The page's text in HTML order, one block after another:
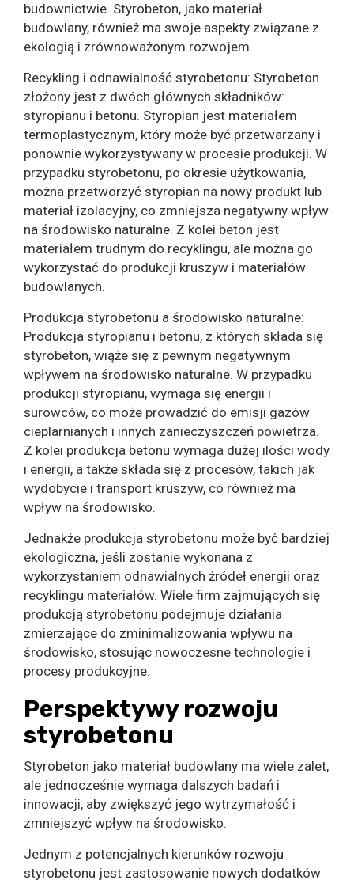
budownictwie. Styrobeton, jako materiał
budowlany, również ma swoje aspekty związane z
ekologią i zrównoważonym rozwojem.
Recykling i odnawialność styrobetonu: Styrobeton
złożony jest z dwóch głównych składników:
styropianu i betonu. Styropian jest materiałem
termoplastycznym, który może być przetwarzany i
ponownie wykorzystywany w procesie produkcji. W
przypadku styrobetonu, po okresie użytkowania,
można przetworzyć styropian na nowy produkt lub
materiał izolacyjny, co zmniejsza negatywny wpływ
na środowisko naturalne. Z kolei beton jest
materiałem trudnym do recyklingu, ale można go
wykorzystać do produkcji kruszyw i materiałów
budowlanych.
Produkcja styrobetonu a środowisko naturalne:
Produkcja styropianu i betonu, z których składa się
styrobeton, wiąże się z pewnym negatywnym
wpływem na środowisko naturalne. W przypadku
produkcji styropianu, wymaga się energii i
surowców, co może prowadzić do emisji gazów
cieplarnianych i innych zanieczyszczeń powietrza.
Z kolei produkcja betonu wymaga dużej ilości wody
i energii, a także składa się z procesów, takich jak
wydobycie i transport kruszyw, co również ma
wpływ na środowisko.
Jednakże produkcja styrobetonu może być bardziej
ekologiczna, jeśli zostanie wykonana z
wykorzystaniem odnawialnych źródeł energii oraz
recyklingu materiałów. Wiele firm zajmujących się
produkcją styrobetonu podejmuje działania
zmierzające do zminimalizowania wpływu na
środowisko, stosując nowoczesne technologie i
procesy produkcyjne.
Perspektywy rozwoju
styrobetonu
Styrobeton jako materiał budowlany ma wiele zalet,
ale jednocześnie wymaga dalszych badań i
innowacji, aby zwiększyć jego wytrzymałość i
zmniejszyć wpływ na środowisko.
Jednym z potencjalnych kierunków rozwoju
styrobetonu jest zastosowanie nowych dodatków